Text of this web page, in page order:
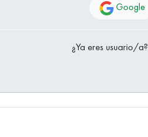
Google
¿Ya eres usuario/a?